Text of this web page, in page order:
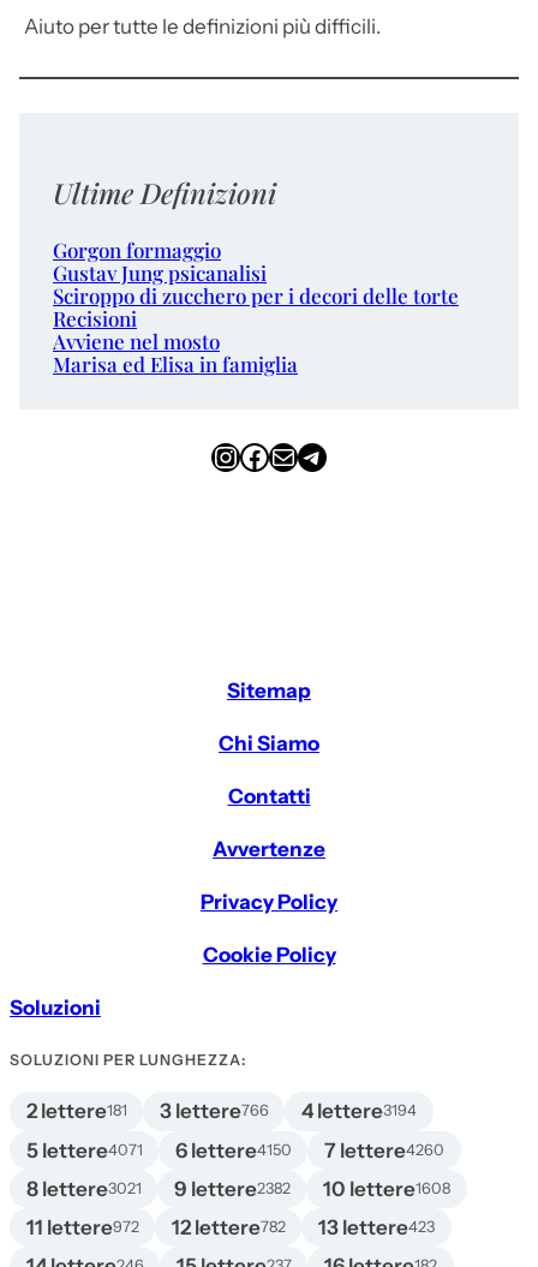
Aiuto per tutte le definizioni più difficili.
Ultime Definizioni
Gorgon formaggio
Gustav Jung psicanalisi
Sciroppo di zucchero per i decori delle torte
Recisioni
Avviene nel mosto
Marisa ed Elisa in famiglia
InstagramFacebook Email Telegram
Sitemap
Chi Siamo
Contatti
Avvertenze
Privacy Policy
Cookie Policy
Soluzioni
SOLUZIONI PER LUNGHEZZA:
2 lettere181 3 lettere766 4 lettere3194
5 lettere4071 6 lettere4150 7 lettere4260
8 lettere3021 9 lettere2382 10 lettere1608
11 lettere972 12 lettere782 13 lettere423